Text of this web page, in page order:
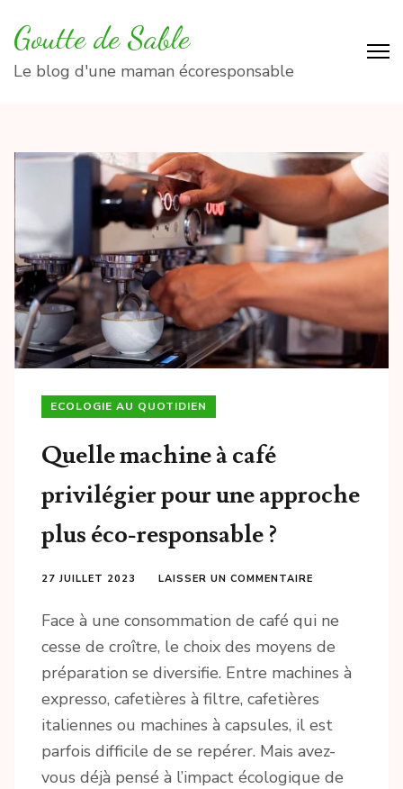
au
contenu
Goutte de Sable
Le blog d'une maman écoresponsable
ECOLOGIE AU QUOTIDIEN
Quelle machine à café
privilégier pour une approche
plus éco-responsable ?
27 JUILLET 2023 LAISSER UN COMMENTAIRE
Face à une consommation de café qui ne
cesse de croître, le choix des moyens de
préparation se diversifie. Entre machines à
expresso, cafetières à filtre, cafetières
italiennes ou machines à capsules, il est
parfois difficile de se repérer. Mais avez-
vous déjà pensé à l’impact écologique de